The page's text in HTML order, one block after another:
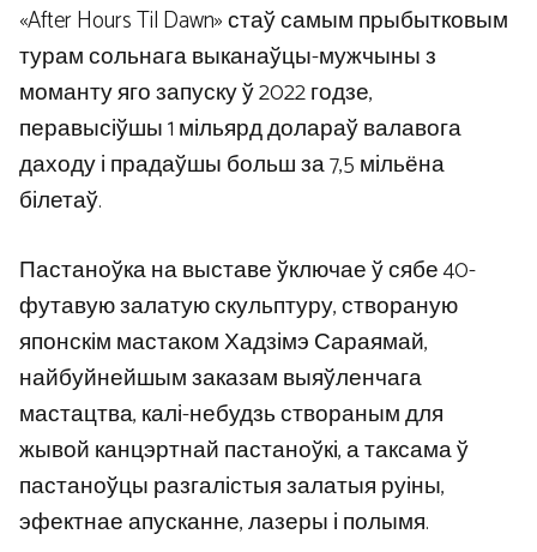
«After Hours Til Dawn» стаў самым прыбытковым
турам сольнага выканаўцы-мужчыны з
моманту яго запуску ў 2022 годзе,
перавысіўшы 1 мільярд долараў валавога
даходу і прадаўшы больш за 7,5 мільёна
білетаў.
Пастаноўка на выставе ўключае ў сябе 40-
футавую залатую скульптуру, створаную
японскім мастаком Хадзімэ Сараямай,
найбуйнейшым заказам выяўленчага
мастацтва, калі-небудзь створаным для
жывой канцэртнай пастаноўкі, а таксама ў
пастаноўцы разгалістыя залатыя руіны,
эфектнае апусканне, лазеры і полымя.